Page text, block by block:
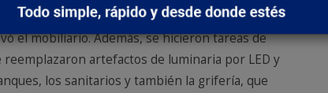
en las instalaciones.
el mobiliario. Además, se hicieron tareas de
artefactos de luminaria por LED y
los sanitarios y también la grifería, que